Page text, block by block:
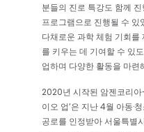
분들의 진로 특강도 함께
프로그램으로 진행될 수 있
다채로운 과학 체험 기회를
를 키우는 데 기여할 수 있
업하며 다양한 활동을 마련
2020년 시작된 암젠코리
이오 업’은 지난 4월 아동·
공로를 인정받아 서울특별